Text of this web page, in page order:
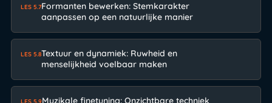
LES 5.7Formanten bewerken: Stemkarakter
aanpassen op een natuurlijke manier
LES 5.8Textuur en dynamiek: Ruwheid en
menselijkheid voelbaar maken
Muzikale finetuning: Onzichtbare techniek